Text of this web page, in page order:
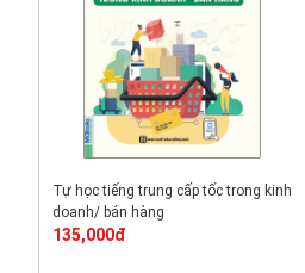
Tự học tiếng trung cấp tốc trong kinh
doanh/ bán hàng
135,000đ